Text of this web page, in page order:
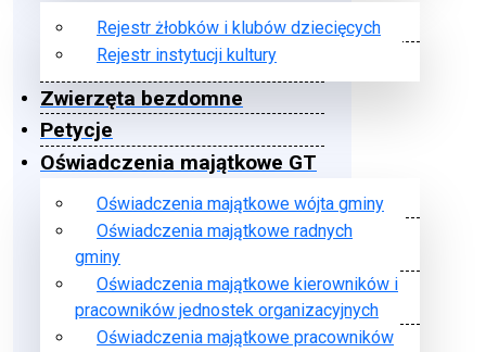
Rejestr żłobków i klubów dziecięcych
Rejestr instytucji kultury
Zwierzęta bezdomne
Petycje
Oświadczenia majątkowe GT
Oświadczenia majątkowe wójta gminy
Oświadczenia majątkowe radnych
gminy
Oświadczenia majątkowe kierowników i
pracowników jednostek organizacyjnych
Oświadczenia majątkowe pracowników